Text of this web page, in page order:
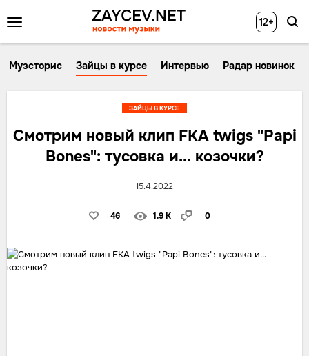
12+
Музсторис Зайцы в курсе Интервью Радар новинок
Смотрим новый клип FKA twigs "Papi
Bones": тусовка и... козочки?
15.4.2022
46 1.9 K 0
ЗАЙЦЫ В КУРСЕ